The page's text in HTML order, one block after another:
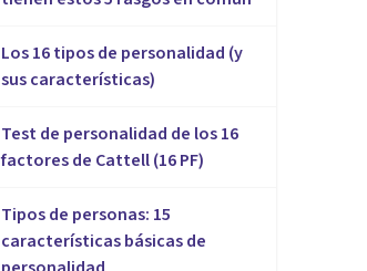
Los 16 tipos de personalidad (y
sus características)
Test de personalidad de los 16
factores de Cattell (16 PF)
Tipos de personas: 15
características básicas de